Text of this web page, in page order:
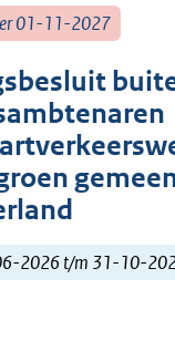
01-11-2027
2026 t/m 31-10-